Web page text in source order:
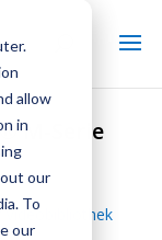
allow
in
our
To
our
M-Serie